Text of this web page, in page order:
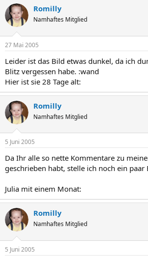
Romilly
Namhaftes Mitglied
27 Mai 2005
Leider ist das Bild etwas dunkel, da ich
Blitz vergessen habe. :wand
Hier ist sie 28 Tage alt:
Romilly
Namhaftes Mitglied
5 Juni 2005
Da Ihr alle so nette Kommentare zu
geschrieben habt, stelle ich noch ein paar
Julia mit einem Monat:
Romilly
Namhaftes Mitglied
5 Juni 2005